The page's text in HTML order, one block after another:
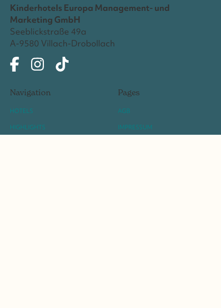
Kinderhotels Europa Management- und
Marketing GmbH
Seeblickstraße 49a
A-9580 Villach-Drobollach
Navigation
HOTELS
HIGHLIGHTS
Pages
AGB
IMPRESSUM